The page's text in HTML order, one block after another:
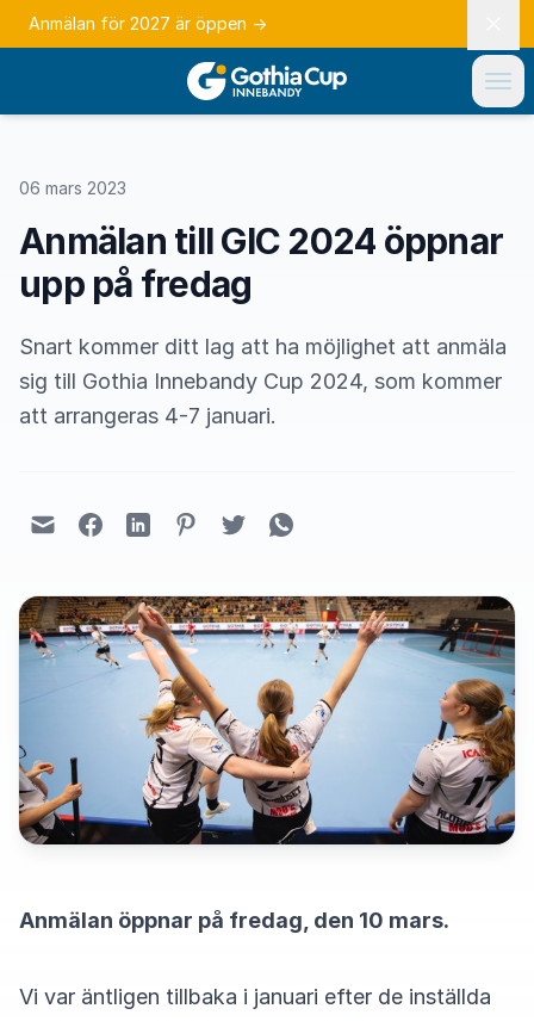
Anmälan för 2027 är öppen →
06 mars 2023
Anmälan till GIC 2024 öppnar
upp på fredag
Snart kommer ditt lag att ha möjlighet att anmäla
sig till Gothia Innebandy Cup 2024, som kommer
att arrangeras 4-7 januari.
Anmälan öppnar på fredag, den 10 mars.
Vi var äntligen tillbaka i januari efter de inställda